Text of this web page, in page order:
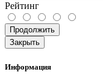
Рейтинг
Продолжить
Закрыть
Информация